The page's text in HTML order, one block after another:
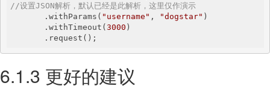
//设置JSON解析，默认已经是此解析，这里仅作演示
       .withParams(
"username" , "dogstar" )
       .withTimeout(
3000 )
       .request();
6.1.3 更好的建议